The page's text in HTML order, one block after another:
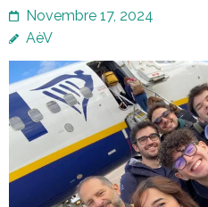
Novembre 17, 2024
AèV